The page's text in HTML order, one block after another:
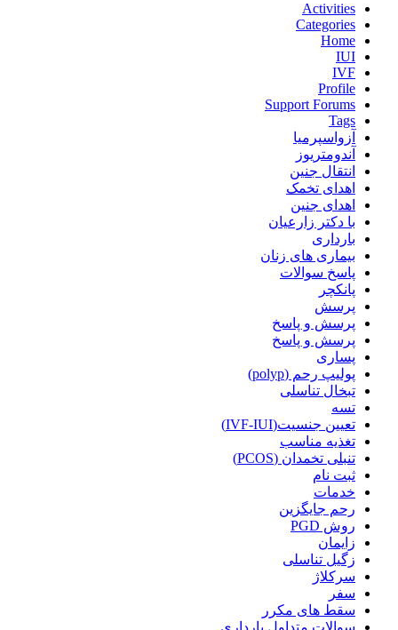
Activities
Categories
Home
IUI
IVF
Profile
Support Forums
Tags
آزواسپرمیا
آندومتریوز
انتقال جنین
اهدای تخمک
اهدای جنین
با دکتر زارعیان
بارداری
بیماری های زنان
پاسخ سوالات
پانکچر
پرسش
پرسش و پاسخ
پرسش و پاسخ
پساری
پولیپ رحم (polyp)
تبخال تناسلی
تسه
تعیین جنسیت(IVF-IUI)
تغذیه مناسب
تنبلی تخمدان (PCOS)
ثبت نام
خدمات
رحم جایگزین
روش PGD
زایمان
زگیل تناسلی
سرکلاژ
سفر
سقط های مکرر